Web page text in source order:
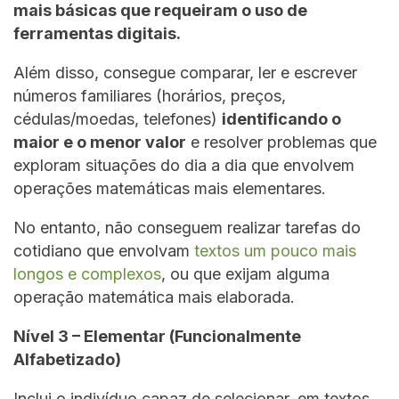
mais básicas que requeiram o uso de
ferramentas digitais.
Além disso, consegue comparar, ler e escrever
números familiares (horários, preços,
cédulas/moedas, telefones) identificando o
maior e o menor valor e resolver problemas que
exploram situações do dia a dia que envolvem
operações matemáticas mais elementares.
No entanto, não conseguem realizar tarefas do
cotidiano que envolvam textos um pouco mais
longos e complexos, ou que exijam alguma
operação matemática mais elaborada.
Nível 3 – Elementar (Funcionalmente
Alfabetizado)